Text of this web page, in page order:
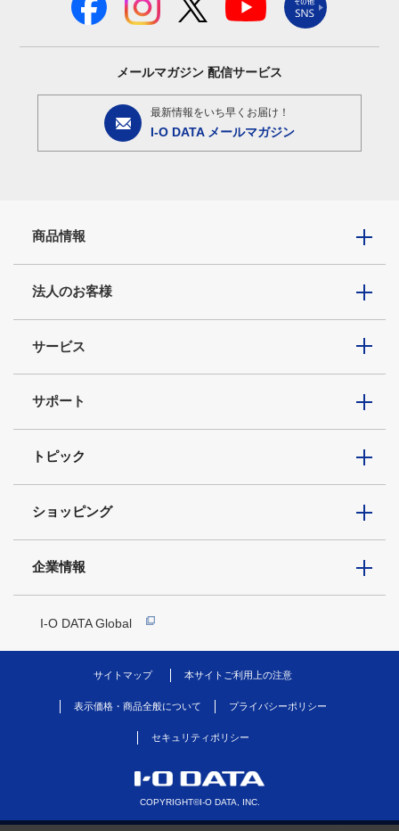
メールマガジン 配信サービス
最新情報をいち早くお届け！
I-O DATA メールマガジン
商品情報
法人のお客様
サービス
サポート
トピック
ショッピング
企業情報
I-O DATA Global
サイトマップ 本サイトご利用上の注意
表示価格・商品全般について プライバシーポリシー
セキュリティポリシー
COPYRIGHT©I-O DATA, INC.